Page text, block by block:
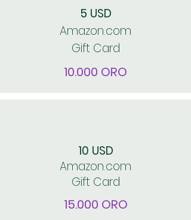
5 USD
Amazon.com
Gift Card
10.000 ORO
10 USD
Amazon.com
Gift Card
15.000 ORO